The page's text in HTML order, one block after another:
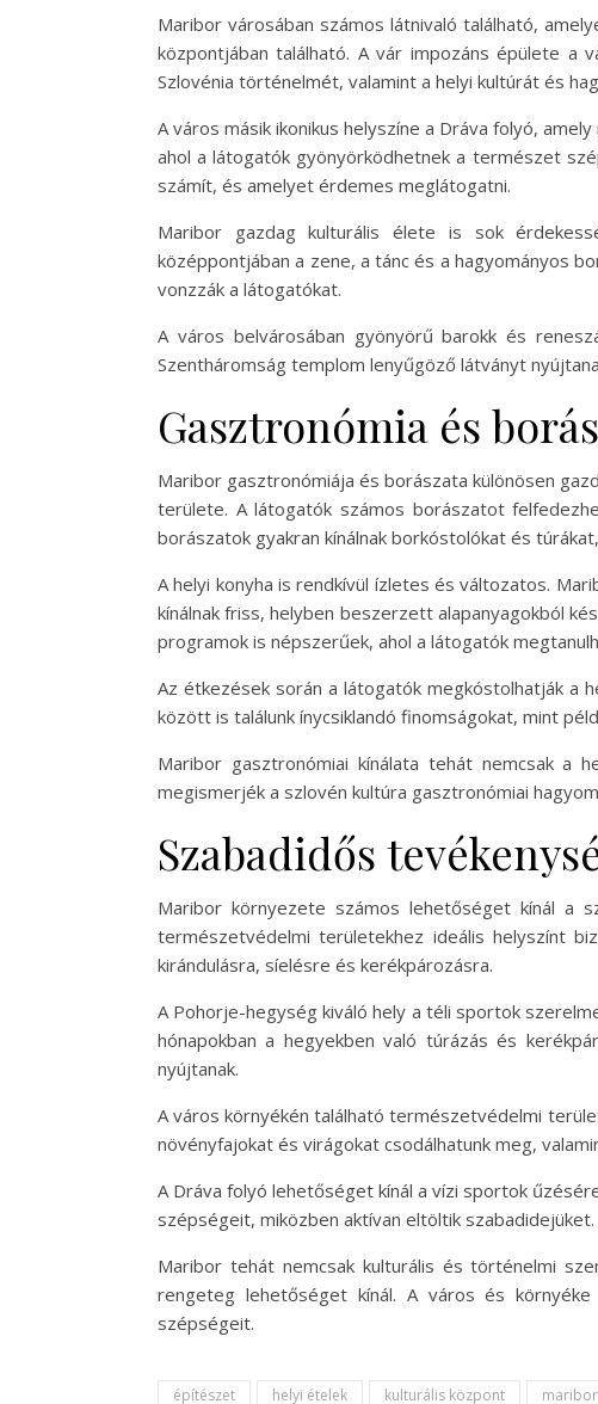
Maribor városában számos látnivaló található,
központjában található. A vár impozáns épülete a
Szlovénia történelmét, valamint a helyi kultúrát és
A város másik ikonikus helyszíne a Dráva folyó,
ahol a látogatók gyönyörködhetnek a természet
számít, és amelyet érdemes meglátogatni.
Maribor gazdag kulturális élete is sok
középpontjában a zene, a tánc és a hagyományos
vonzzák a látogatókat.
A város belvárosában gyönyörű barokk és
Szentháromság templom lenyűgöző látványt
Gasztronómia és
Maribor gasztronómiája és borászata különösen
területe. A látogatók számos borászatot
borászatok gyakran kínálnak borkóstolókat és
A helyi konyha is rendkívül ízletes és változatos.
kínálnak friss, helyben beszerzett alapanyagokból
programok is népszerűek, ahol a látogatók
Az étkezések során a látogatók megkóstolhatják a
között is találunk ínycsiklandó finomságokat, mint
Maribor gasztronómiai kínálata tehát nemcsak a
megismerjék a szlovén kultúra gasztronómiai
Szabadidős
Maribor környezete számos lehetőséget kínál a
természetvédelmi területekhez ideális helyszínt
kirándulásra, síelésre és kerékpározásra.
A Pohorje-hegység kiváló hely a téli sportok
hónapokban a hegyekben való túrázás és
nyújtanak.
A város környékén található természetvédelmi
növényfajokat és virágokat csodálhatunk meg,
A Dráva folyó lehetőséget kínál a vízi sportok
szépségeit, miközben aktívan eltöltik szabadidejüket.
Maribor tehát nemcsak kulturális és történelmi
rengeteg lehetőséget kínál. A város és
szépségeit.
építészet helyi ételek kulturális központ maribor